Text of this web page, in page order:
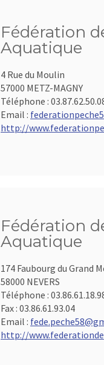
Fédération
Aquatique
4 Rue du Moulin
57000 METZ-MAGNY
Téléphone :
Email :
http://
Fédération
Aquatique
174 Faubourg du Grand
58000 NEVERS
Téléphone :
Fax : 03.86.61.93.04
Email :
http://